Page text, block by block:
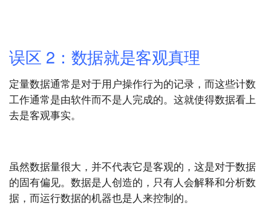
误区 2：数据就是客观真理
定量数据通常是对于用户操作行为的记录，而这些计数
工作通常是由软件而不是人完成的。这就使得数据看上
去是客观事实。
虽然数据量很大，并不代表它是客观的，这是对于数据
的固有偏见。数据是人创造的，只有人会解释和分析数
据，而运行数据的机器也是人来控制的。